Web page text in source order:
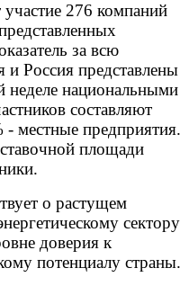
276 компаний
за всю
Россия представлены
неделе национальными
составляют
местные предприятия.
площади
о растущем
сектору
доверия к
потенциалу страны.